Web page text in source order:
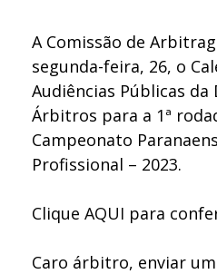
A Comissão de
segunda-feira, 26, o
Audiências Públicas da
Árbitros para a 1ª
Campeonato
Profissional – 2023.
Clique AQUI para
Caro árbitro, enviar